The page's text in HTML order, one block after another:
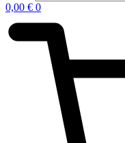
0,00 € 0